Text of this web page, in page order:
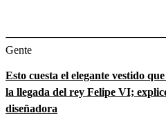
Gente
Esto cuesta el elegante vestido
la llegada del rey Felipe VI;
diseñadora